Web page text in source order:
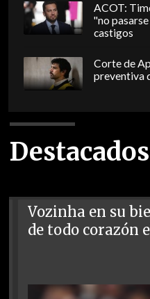
ACOT:
"no
castigos
Corte de
preventiva
Destacados
Vozinha en su
de todo corazón